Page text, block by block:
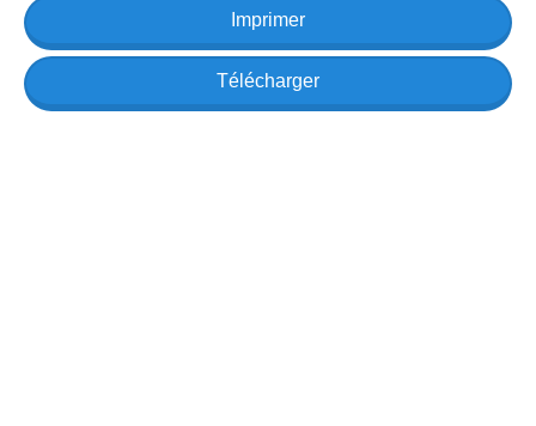
Imprimer
Télécharger